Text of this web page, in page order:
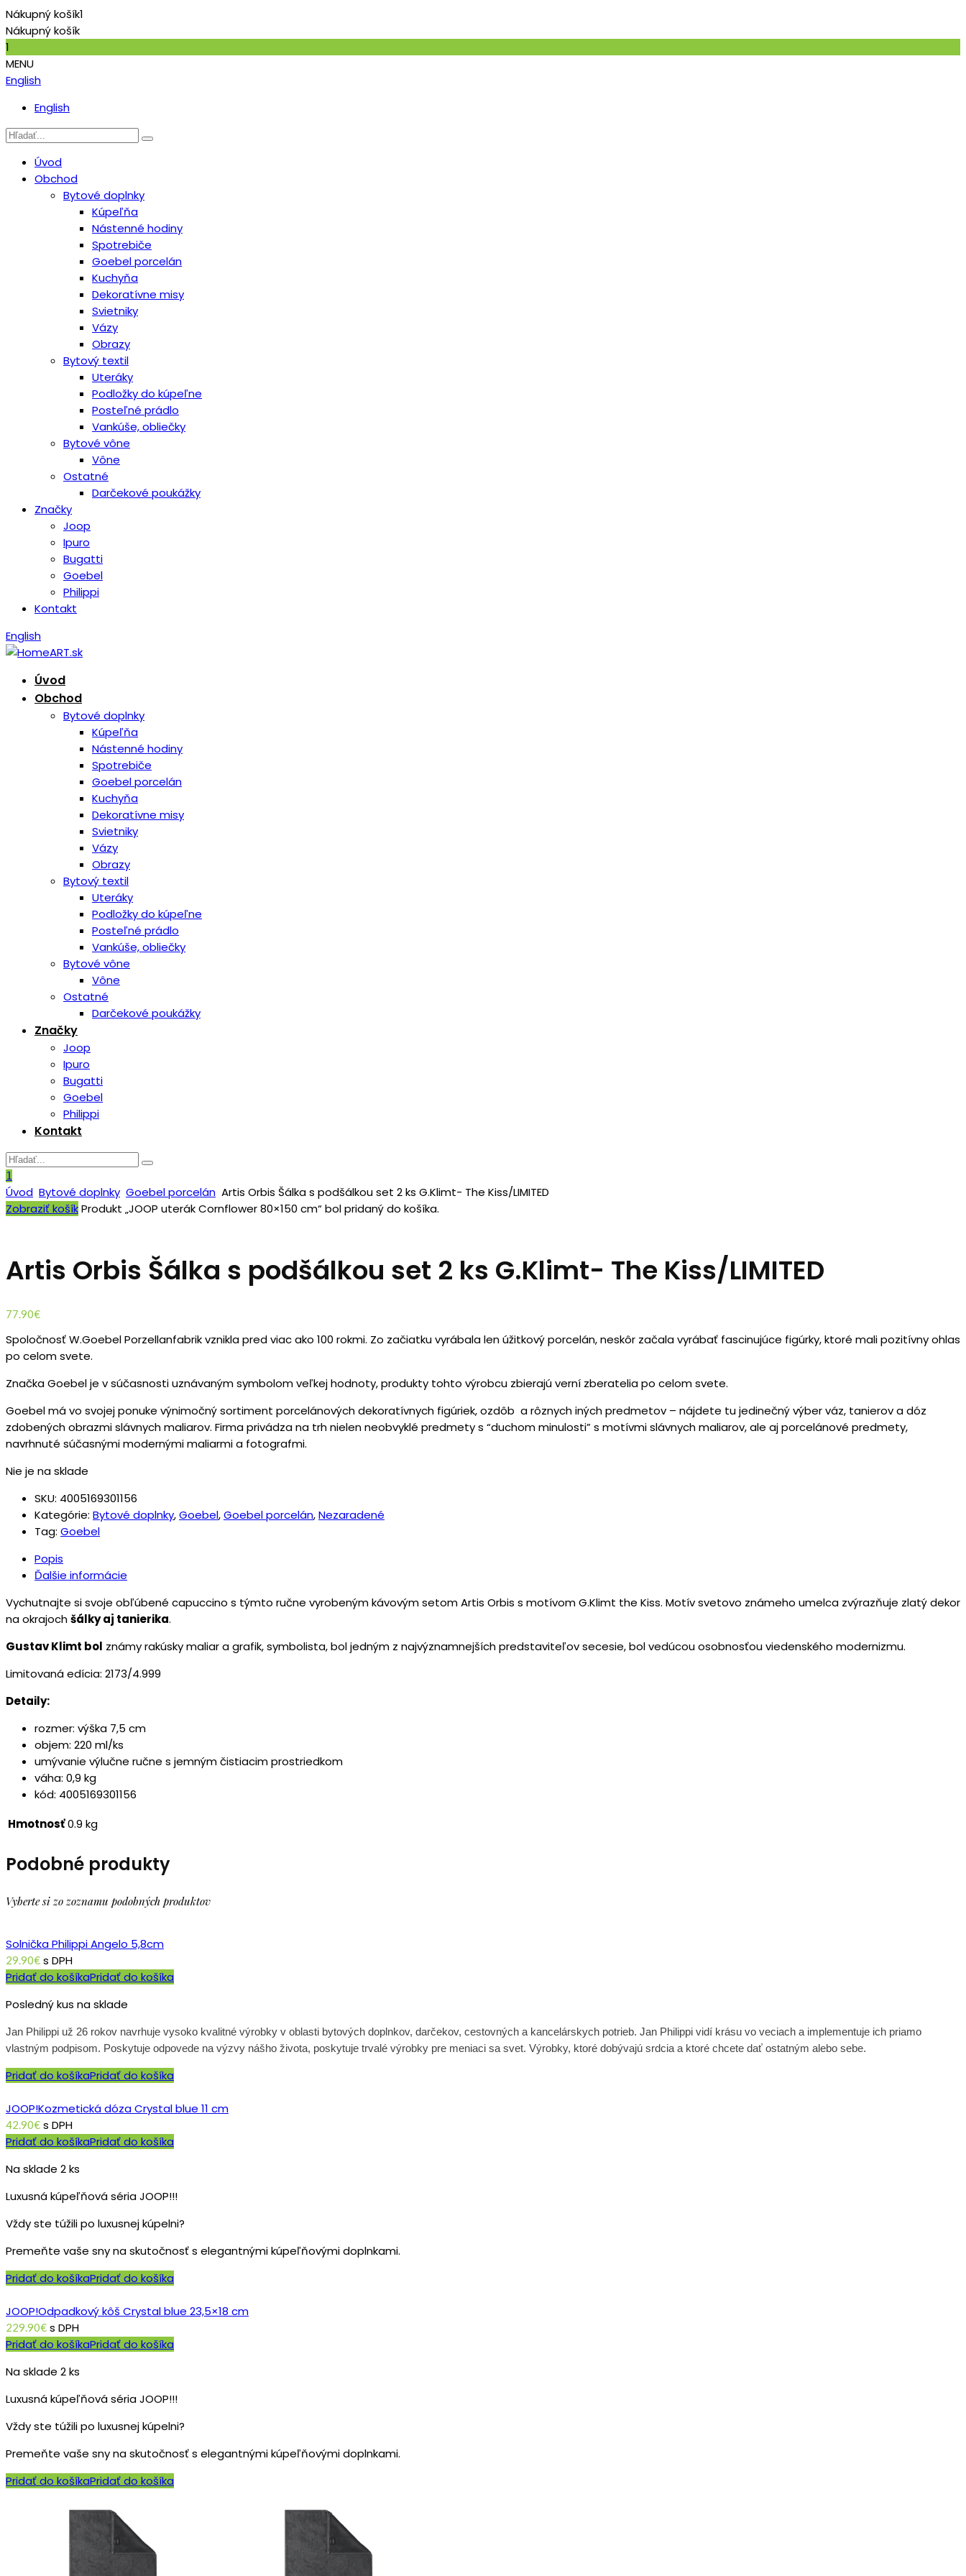
Nákupný košík1
Nákupný košík
1
MENU
English
English
Úvod
Obchod
Bytové doplnky
Kúpeľňa
Nástenné hodiny
Spotrebiče
Goebel porcelán
Kuchyňa
Dekoratívne misy
Svietniky
Vázy
Obrazy
Bytový textil
Uteráky
Podložky do kúpeľne
Posteľné prádlo
Vankúše, obliečky
Bytové vône
Vône
Ostatné
Darčekové poukážky
Značky
Joop
Ipuro
Bugatti
Goebel
Philippi
Kontakt
English
Úvod
Obchod
Bytové doplnky
Kúpeľňa
Nástenné hodiny
Spotrebiče
Goebel porcelán
Kuchyňa
Dekoratívne misy
Svietniky
Vázy
Obrazy
Bytový textil
Uteráky
Podložky do kúpeľne
Posteľné prádlo
Vankúše, obliečky
Bytové vône
Vône
Ostatné
Darčekové poukážky
Značky
Joop
Ipuro
Bugatti
Goebel
Philippi
Kontakt
1
Úvod Bytové doplnky Goebel porcelán Artis Orbis Šálka s podšálkou set 2 ks G.Klimt- The Kiss/LIMITED
Zobraziť košíkProdukt „JOOP uterák Cornflower 80×150 cm“ bol pridaný do košíka.
Artis Orbis Šálka s podšálkou set 2 ks G.Klimt- The Kiss/LIMITED
77.90€
Spoločnosť W.Goebel Porzellanfabrik vznikla pred viac ako 100 rokmi. Zo začiatku vyrábala len úžitkový porcelán, neskôr začala vyrábať fascinujúce figúrky, ktoré mali pozitívny ohlas
po celom svete.
Značka Goebel je v súčasnosti uznávaným symbolom veľkej hodnoty, produkty tohto výrobcu zbierajú verní zberatelia po celom svete.
Goebel má vo svojej ponuke výnimočný sortiment porcelánových dekoratívnych figúriek, ozdôb a rôznych iných predmetov – nájdete tu jedinečný výber váz, tanierov a dóz
zdobených obrazmi slávnych maliarov. Firma privádza na trh nielen neobvyklé predmety s “duchom minulosti” s motívmi slávnych maliarov, ale aj porcelánové predmety,
navrhnuté súčasnými modernými maliarmi a fotografmi.
Nie je na sklade
SKU: 4005169301156
Kategórie: Bytové doplnky,Goebel,Goebel porcelán,Nezaradené
Tag: Goebel
Popis
Ďalšie informácie
Vychutnajte si svoje obľúbené capuccino s týmto ručne vyrobeným kávovým setom Artis Orbis s motívom G.Klimt the Kiss. Motív svetovo známeho umelca zvýrazňuje zlatý dekor
na okrajochšálky aj tanierika.
Gustav Klimt bol známy rakúsky maliar a grafik, symbolista, bol jedným z najvýznamnejších predstaviteľov secesie, bol vedúcou osobnosťou viedenského modernizmu.
Limitovaná edícia: 2173/4.999
Detaily:
rozmer: výška 7,5 cm
objem: 220 ml/ks
umývanie výlučne ručne s jemným čistiacim prostriedkom
váha: 0,9 kg
kód: 4005169301156
Hmotnosť0.9 kg
Podobné produkty
Vyberte si zo zoznamu podobných produktov
Solnička Philippi Angelo 5,8cm
29.90€ s DPH
Pridať do košíkaPridať do košíka
Posledný kus na sklade
Jan Philippi už 26 rokov navrhuje vysoko kvalitné výrobky v oblasti bytových doplnkov, darčekov, cestovných a kancelárskych potrieb. Jan Philippi vidí krásu vo veciach a implementuje ich priamo
vlastným podpisom. Poskytuje odpovede na výzvy nášho života, poskytuje trvalé výrobky pre meniaci sa svet. Výrobky, ktoré dobývajú srdcia a ktoré chcete dať ostatným alebo sebe.
Pridať do košíkaPridať do košíka
JOOP!Kozmetická dóza Crystal blue 11 cm
42.90€ s DPH
Pridať do košíkaPridať do košíka
Na sklade 2 ks
Luxusná kúpeľňová séria JOOP!!!
Vždy ste túžili po luxusnej kúpelni?
Premeňte vaše sny na skutočnosť s elegantnými kúpeľňovými doplnkami.
Pridať do košíkaPridať do košíka
JOOP!Odpadkový kôš Crystal blue 23,5×18 cm
229.90€ s DPH
Pridať do košíkaPridať do košíka
Na sklade 2 ks
Luxusná kúpeľňová séria JOOP!!!
Vždy ste túžili po luxusnej kúpelni?
Premeňte vaše sny na skutočnosť s elegantnými kúpeľňovými doplnkami.
Pridať do košíkaPridať do košíka